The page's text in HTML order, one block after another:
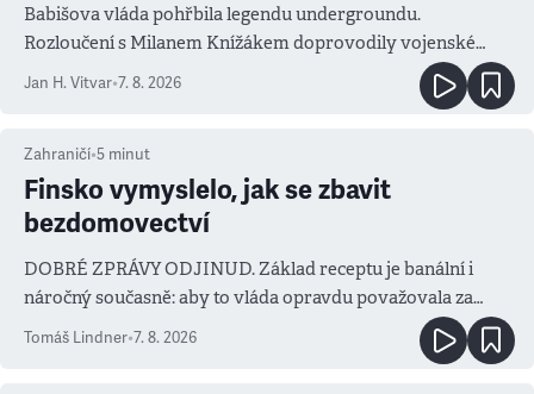
Babišova vláda pohřbila legendu undergroundu.
Rozloučení s Milanem Knížákem doprovodily vojenské
salvy i kritika pokrokářů
Jan H. Vitvar•7. 8. 2026
Zahraničí•5 minut
Finsko vymyslelo, jak se zbavit
bezdomovectví
DOBRÉ ZPRÁVY ODJINUD. Základ receptu je banální i
náročný současně: aby to vláda opravdu považovala za
prioritu
Tomáš Lindner•7. 8. 2026